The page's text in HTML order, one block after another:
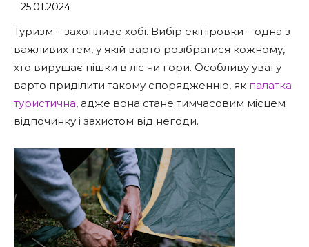
25.01.2024
Туризм – захопливе хобі. Вибір екіпіровки – одна з
важливих тем, у якій варто розібратися кожному,
хто вирушає пішки в ліс чи гори. Особливу увагу
варто приділити такому спорядженню, як палатка
туристична, адже вона стане тимчасовим місцем
відпочинку і захистом від негоди.